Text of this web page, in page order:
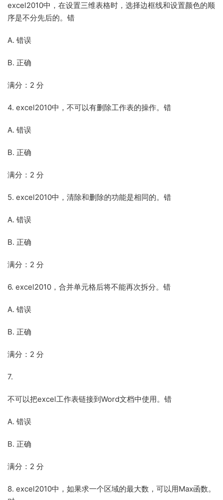
excel2010中，在设置三维表格时，选择边框线和设置颜色的顺
序是不分先后的。错
A. 错误
B. 正确
满分：2 分
4. excel2010中，不可以有删除工作表的操作。错
A. 错误
B. 正确
满分：2 分
5. excel2010中，清除和删除的功能是相同的。错
A. 错误
B. 正确
满分：2 分
6. excel2010，合并单元格后将不能再次拆分。错
A. 错误
B. 正确
满分：2 分
7.
不可以把excel工作表链接到Word文档中使用。错
A. 错误
B. 正确
满分：2 分
8. excel2010中，如果求一个区域的最大数，可以用Max函数。